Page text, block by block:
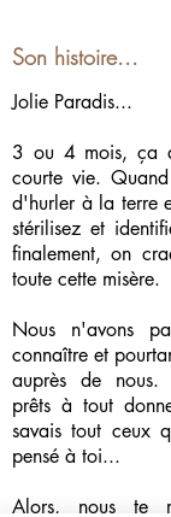
Son histoire...
Jolie Paradis...
3 ou 4 mois, ça
courte vie.
d'hurler à la terre
stérilisez et
finalement, on
toute cette misère.
Nous n'avons
connaître et
auprès de nous.
prêts à tout
savais tout ceux
pensé à toi...
Alors, nous te